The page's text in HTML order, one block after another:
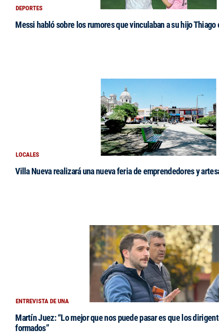
DEPORTES
Messi habló sobre los rumores que vinculaban a su hijo Thiago
LOCALES
Villa Nueva realizará una nueva feria de emprendedores y
ENTREVISTA DE UNA
Martín Juez: “Lo mejor que nos puede pasar es que los
formados”